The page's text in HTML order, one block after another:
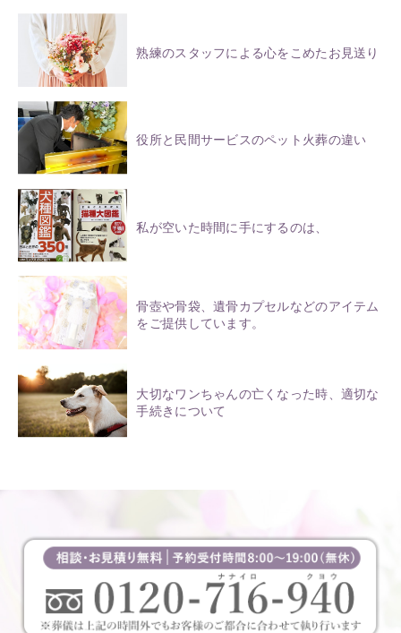
熟練のスタッフによる心をこめたお見送り
役所と民間サービスのペット火葬の違い
私が空いた時間に手にするのは、
骨壺や骨袋、遺骨カプセルなどのアイテム
をご提供しています。
大切なワンちゃんの亡くなった時、適切な
手続きについて